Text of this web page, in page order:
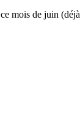
mois de juin